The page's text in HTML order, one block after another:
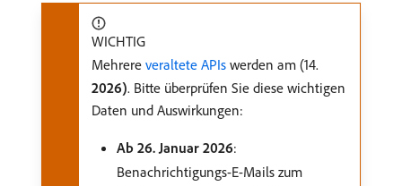
WICHTIG
Mehrere veraltete APIs werden am (14.
2026). Bitte überprüfen Sie diese wichtigen
Daten und Auswirkungen:
Ab 26. Januar 2026:
Benachrichtigungs-E-Mails zum